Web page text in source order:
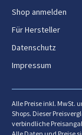
Netzwerk
SIM-Kartentyp
Shop anmelden
Für Hersteller
Datenschutz
Impressum
Alle Preise inkl. MwSt.
Shops. Dieser
verbindliche